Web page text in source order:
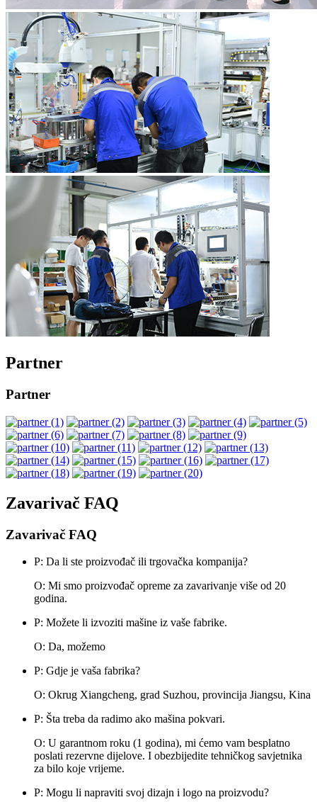
Partner
Partner
Zavarivač FAQ
Zavarivač FAQ
P: Da li ste proizvođač ili trgovačka kompanija?
O: Mi smo proizvođač opreme za zavarivanje više od 20
godina.
P: Možete li izvoziti mašine iz vaše fabrike.
O: Da, možemo
P: Gdje je vaša fabrika?
O: Okrug Xiangcheng, grad Suzhou, provincija Jiangsu, Kina
P: Šta treba da radimo ako mašina pokvari.
O: U garantnom roku (1 godina), mi ćemo vam besplatno
poslati rezervne dijelove. I obezbijedite tehničkog savjetnika
za bilo koje vrijeme.
P: Mogu li napraviti svoj dizajn i logo na proizvodu?